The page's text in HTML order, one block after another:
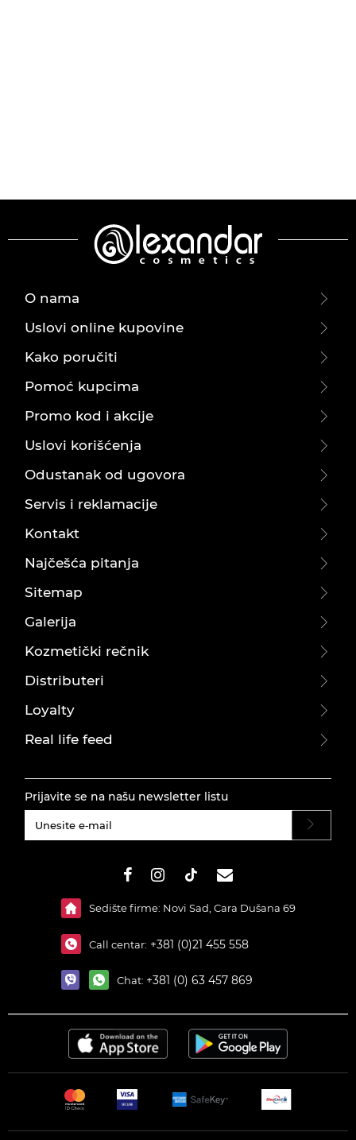
O nama
Uslovi online kupovine
Kako poručiti
Pomoć kupcima
Promo kod i akcije
Uslovi korišćenja
Odustanak od ugovora
Servis i reklamacije
Kontakt
Najčešća pitanja
Sitemap
Galerija
Kozmetički rečnik
Distributeri
Loyalty
Real life feed
Prijavite se na našu newsletter listu
Sedište firme: Novi Sad, Cara Dušana 69
Call centar: +381 (0)21 455 558
Chat: +381 (0) 63 457 869